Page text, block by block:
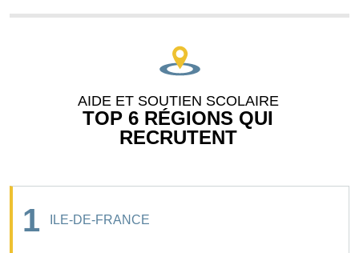
AIDE ET SOUTIEN SCOLAIRE
TOP 6 RÉGIONS QUI
RECRUTENT
1 ILE-DE-FRANCE